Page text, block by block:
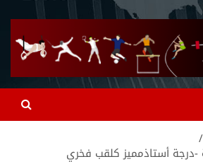
-درجة أستاذمميز كلقب فخري